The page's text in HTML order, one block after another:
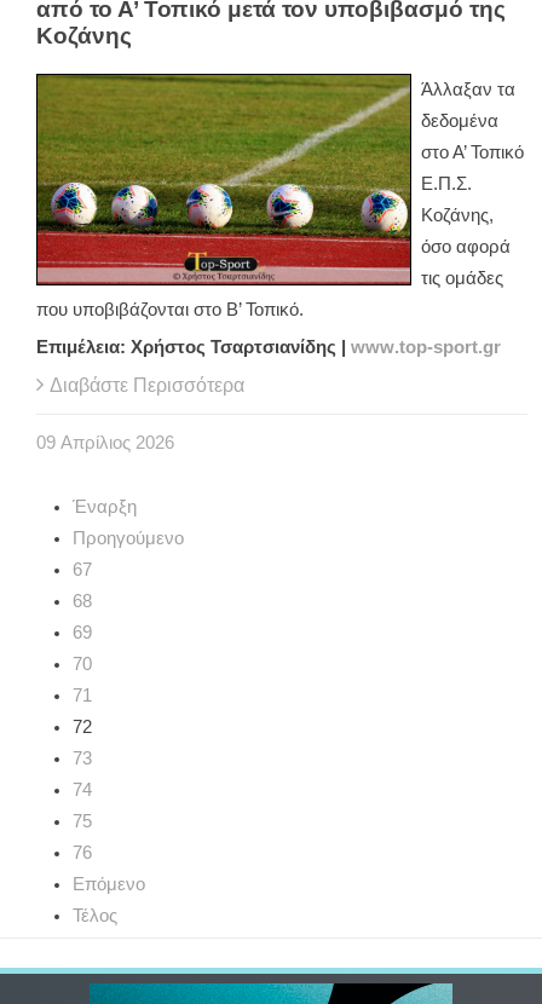
από το Α’ Τοπικό μετά τον υποβιβασμό της
Κοζάνης
Άλλαξαν τα
δεδομένα
στο Α’ Τοπικό
Ε.Π.Σ.
Κοζάνης,
όσο αφορά
τις ομάδες
που υποβιβάζονται στο Β’ Τοπικό.
Επιμέλεια: Χρήστος Τσαρτσιανίδης | www.top-sport.gr
Διαβάστε Περισσότερα
09 Απρίλιος 2026
Έναρξη
Προηγούμενο
67
68
69
70
71
72
73
74
75
76
Επόμενο
Τέλος